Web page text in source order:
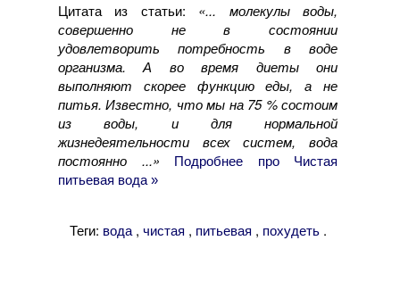
Цитата из статьи: «... молекулы воды,
совершенно не в состоянии
удовлетворить потребность в воде
организма. А во время диеты они
выполняют скорее функцию еды, а не
питья. Известно, что мы на 75 % состоим
из воды, и для нормальной
жизнедеятельности всех систем, вода
постоянно ...»
Подробнее про Чистая
питьевая вода »
Теги: вода, чистая , питьевая , похудеть.